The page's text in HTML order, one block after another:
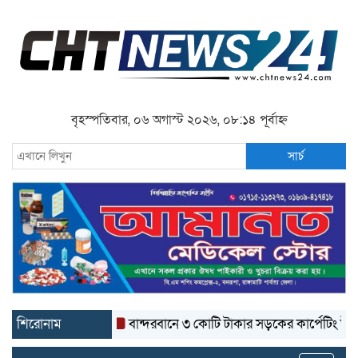
বৃহস্পতিবার, ০৬ অগাস্ট ২০২৬, ০৮:১৪ পূর্বাহ্ন
সার্চ
শিরোনাম বান্দরবানে ৩ কোটি টাকার সড়কের কার্পেটিং উঠে যাচ্ছে